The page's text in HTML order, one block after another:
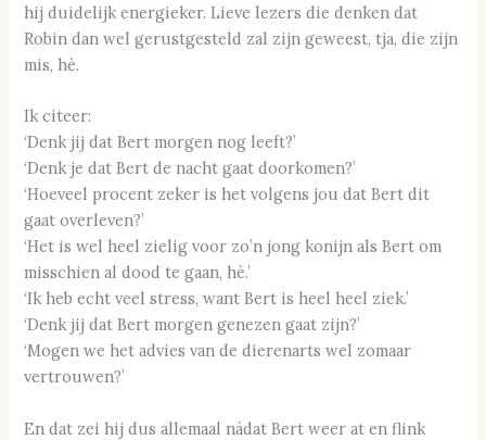
hij duidelijk energieker. Lieve lezers die denken dat
Robin dan wel gerustgesteld zal zijn geweest, tja, die zijn
mis, hè.
Ik citeer:
‘Denk jij dat Bert morgen nog leeft?’
‘Denk je dat Bert de nacht gaat doorkomen?’
‘Hoeveel procent zeker is het volgens jou dat Bert dit
gaat overleven?’
‘Het is wel heel zielig voor zo’n jong konijn als Bert om
misschien al dood te gaan, hè.’
‘Ik heb echt veel stress, want Bert is heel heel ziek.’
‘Denk jij dat Bert morgen genezen gaat zijn?’
‘Mogen we het advies van de dierenarts wel zomaar
vertrouwen?’
En dat zei hij dus allemaal nádat Bert weer at en flink